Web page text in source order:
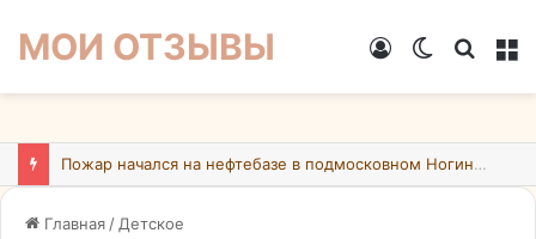
МОИ ОТЗЫВЫ
Switch
Войти
Пожар начался на нефтебазе в подмосковном Ногинске в результате атаки БПЛА ВСУ
Главная / Детское